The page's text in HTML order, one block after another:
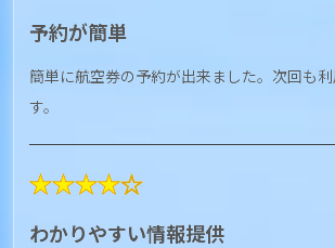
予約が簡単
簡単に航空券の予約が出来ました。次回も
す。
★★★★☆
わかりやすい情報提供